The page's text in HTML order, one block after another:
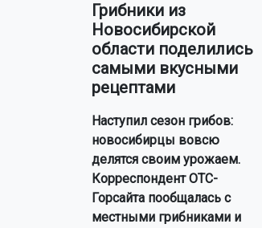
Грибники из
Новосибирской
области поделились
самыми вкусными
рецептами
Наступил сезон грибов:
новосибирцы вовсю
делятся своим урожаем.
Корреспондент ОТС-
Горсайта пообщалась с
местными грибниками и